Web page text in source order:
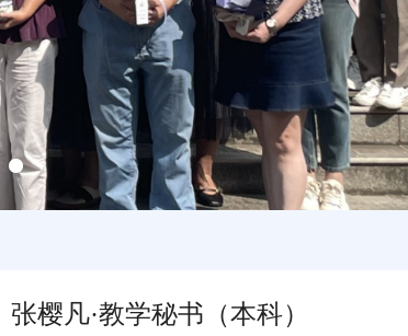
张樱凡·教学秘书（本科）